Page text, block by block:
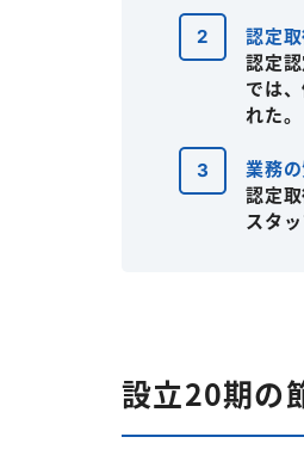
認定
認定
では
れた。
業務
認定
スタ
設立20期の